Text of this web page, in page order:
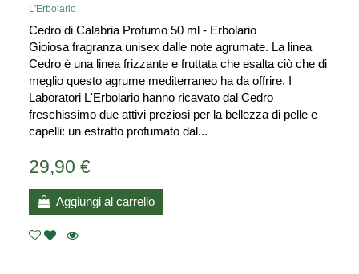
L'Erbolario
Cedro di Calabria Profumo 50 ml - Erbolario
Gioiosa fragranza unisex dalle note agrumate. La linea
Cedro è una linea frizzante e fruttata che esalta ciò che di
meglio questo agrume mediterraneo ha da offrire. I
Laboratori L'Erbolario hanno ricavato dal Cedro
freschissimo due attivi preziosi per la bellezza di pelle e
capelli: un estratto profumato dal...
29,90 €
Aggiungi al carrello